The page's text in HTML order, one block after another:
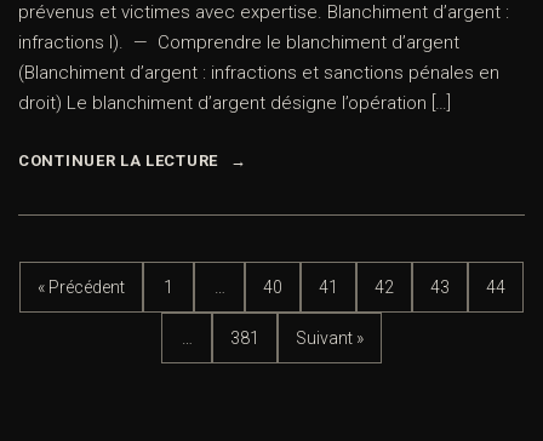
prévenus et victimes avec expertise. Blanchiment d’argent :
infractions I). — Comprendre le blanchiment d’argent
(Blanchiment d’argent : infractions et sanctions pénales en
droit) Le blanchiment d’argent désigne l’opération […]
CONTINUER LA LECTURE
« Précédent 1 40 41 42 43 44
381 Suivant »